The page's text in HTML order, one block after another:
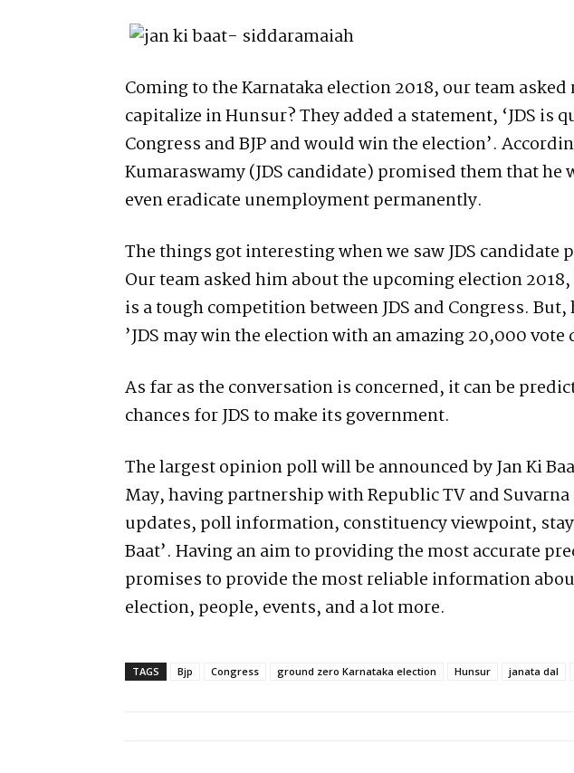
Coming to the Karnataka election 2018, our team
capitalize in Hunsur? They added a statement, ‘JDS is
Congress and BJP and would win the election’.
Kumaraswamy (JDS candidate) promised them that
even eradicate unemployment permanently.
The things got interesting when we saw JDS candidate
Our team asked him about the upcoming election
is a tough competition between JDS and Congress.
’JDS may win the election with an amazing 20,000
As far as the conversation is concerned, it can be
chances for JDS to make its government.
The largest opinion poll will be announced by Jan Ki
May, having partnership with Republic TV and
updates, poll information, constituency viewpoint,
Baat’. Having an aim to providing the most accurate
promises to provide the most reliable information
election, people, events, and a lot more.
TAGS Bjp Congress ground zero Karnataka election Hunsur janata dal